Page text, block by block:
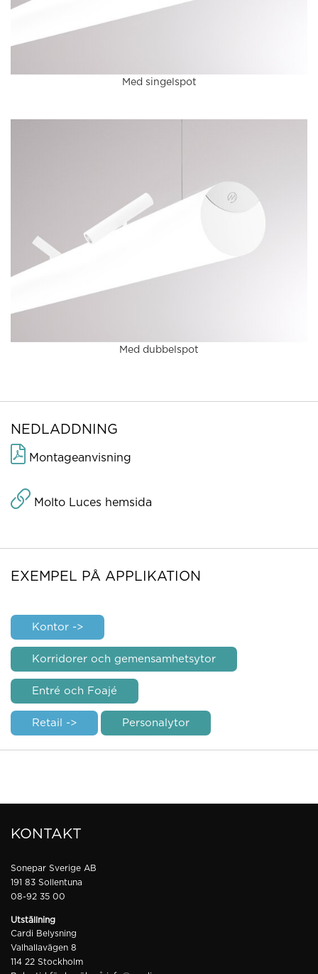
Med singelspot
Med dubbelspot
NEDLADDNING
Montageanvisning
Molto Luces hemsida
EXEMPEL PÅ APPLIKATION
Kontor ->
Korridorer och gemensamhetsytor
Entré och Foajé
Retail -> Personalytor
KONTAKT
Sonepar Sverige AB
191 83 Sollentuna
08-92 35 00
Utställning
Cardi Belysning
Valhallavägen 8
114 22 Stockholm